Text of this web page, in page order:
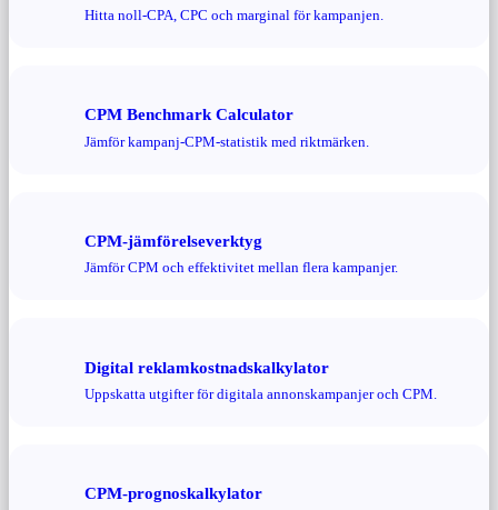
Hitta noll-CPA, CPC och marginal för kampanjen.
CPM Benchmark Calculator
Jämför kampanj-CPM-statistik med riktmärken.
CPM-jämförelseverktyg
Jämför CPM och effektivitet mellan flera kampanjer.
Digital reklamkostnadskalkylator
Uppskatta utgifter för digitala annonskampanjer och CPM.
CPM-prognoskalkylator